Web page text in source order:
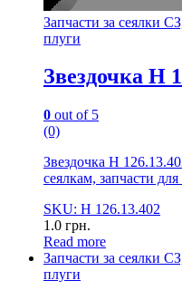
Запчасти за сеялки
плуги
Звездочка Н
0 out of 5
(0)
Звездочка Н
сеялкам, запчасти
SKU: Н 126.13.402
1.0 грн.
Read more
Запчасти за сеялки
плуги